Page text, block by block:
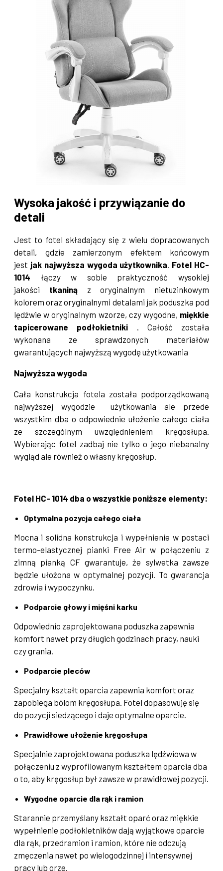
Wysoka jakość i przywiązanie do
detali
Jest to fotel składający się z wielu dopracowanych
detali, gdzie zamierzonym efektem końcowym
jest jak najwyższa wygoda użytkownika. Fotel HC-
1014 łączy w sobie praktyczność wysokiej
jakości tkaninąz oryginalnym nietuzinkowym
kolorem oraz oryginalnymi detalami jak poduszka pod
lędźwie w oryginalnym wzorze, czy wygodne, miękkie
tapicerowane podłokietniki . Całość została
wykonana ze sprawdzonych materiałów
gwarantujących najwyższą wygodę użytkowania
Najwyższa wygoda
Cała konstrukcja fotela została podporządkowaną
najwyższej wygodzie użytkowania ale przede
wszystkim dba o odpowiednie ułożenie całego ciała
ze szczególnym uwzględnieniem kręgosłupa.
Wybierając fotel zadbaj nie tylko o jego niebanalny
wygląd ale również o własny kręgosłup.
Fotel HC- 1014 dba o wszystkie poniższe elementy:
Optymalna pozycja całego ciała
Mocna i solidna konstrukcja i wypełnienie w postaci
termo-elastycznej pianki Free Air w połączeniu z
zimną pianką CF gwarantuje, że sylwetka zawsze
będzie ułożona w optymalnej pozycji. To gwarancja
zdrowia i wypoczynku.
Podparcie głowy i mięśni karku
Odpowiednio zaprojektowana poduszka zapewnia
komfort nawet przy długich godzinach pracy, nauki
czy grania.
Podparcie pleców
Specjalny kształt oparcia zapewnia komfort oraz
zapobiega bólom kręgosłupa. Fotel dopasowuję się
do pozycji siedzącego i daje optymalne oparcie.
Prawidłowe ułożenie kręgosłupa
Specjalnie zaprojektowana poduszka lędźwiowa w
połączeniu z wyprofilowanym kształtem oparcia dba
o to, aby kręgosłup był zawsze w prawidłowej pozycji.
Wygodne oparcie dla rąk i ramion
Starannie przemyślany kształt oparć oraz miękkie
wypełnienie podłokietników dają wyjątkowe oparcie
dla rąk, przedramion i ramion, które nie odczują
zmęczenia nawet po wielogodzinnej i intensywnej
pracy lub grze.